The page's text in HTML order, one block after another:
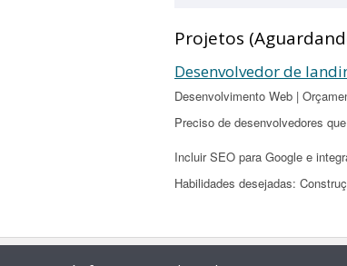
Projetos
Desenvolvedor de
Desenvolvimento Web |
Preciso de desenvolvedores
Incluir SEO para Google e
Habilidades desejadas: